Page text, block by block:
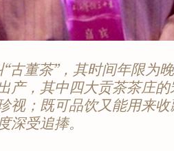
古董茶”，其时间年限为
产，其中四大贡茶茶庄的
视；既可品饮又能用来收
受追捧。